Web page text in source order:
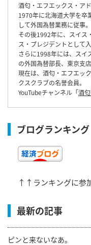
酒匂・エフエックス・ア
1970年に北海道大学を卒
して外国為替業務に従事。
その後1992年に、スイス
ス・プレジデントとして入
さらに1998年には、スイ
の外国為替部長、東京支店
現在は、酒匂・エフエッ
クスクラブの名誉会員。
YouTubeチャンネル「酒
ブログランキング
↑↑ランキングに参
最新の記事
ピンと来ないなあ。